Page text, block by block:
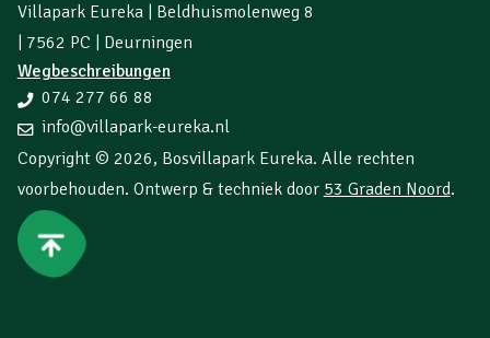
Villapark Eureka | Beldhuismolenweg 8
| 7562 PC | Deurningen
Wegbeschreibungen
074 277 66 88
info@villapark-eureka.nl
Copyright © 2026, Bosvillapark Eureka. Alle rechten
voorbehouden. Ontwerp & techniek door 53 Graden Noord.